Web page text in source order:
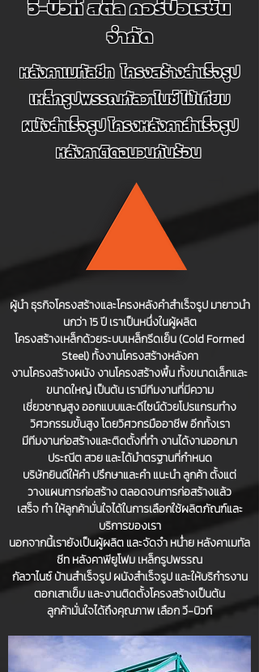
วี-บิวท์ สตีล คอร์ปอเรชั่น
จำกัด
หลังคาเมทัลชีท โครงสร้างสำเร็จรูป
เหล็กรูปพรรณกัลวาไนซ์ ไม้เทียม
ผนังสำเร็จรูป โครงหลังคาสำเร็จรูป
หลังคาติดฉนวนกันร้อน
ผู้นำ ธุรกิจโครงสร้างและโครงหลังคำสำเร็จรูป มายาวนำ
นกว่า 15 ปี เราเป็นหนึ่งในผู้ผลิต
โครงสร้างเหล็กด้วยระบบเหล็กรีดเย็น (Cold Formed
Steel) ทั้งงานโครงสร้างหลังคา
งานโครงสร้างผนัง งานโครงสร้างพื้น ทั้งขนาดเล็กและ
ขนาดใหญ่ เป็นต้น เรามีทีมงานที่มีความ
เชี่ยวชาญสูง ออกแบบและดีไซน์ด้วยโปรแกรมทำง
วิศวกรรมขั้นสูง โดยวิศวกรมืออาชีพ อีกทั้งเรา
มีทีมงานก่อสร้างและติดตั้งที่ทำ งานได้งานออกมา
ประณีต สวย และได้มำตรฐานที่กำหนด
บริษัทยินดีให้คำ ปรึกษาและคำ แนะนำ ลูกค้า ตั้งแต่
วางแผนการก่อสร้าง ตลอดจนการก่อสร้างแล้ว
เสร็จ ทำ ให้ลูกค้ามั่นใจได้ในการเลือกใช้ผลิตภัณฑ์และ
บริการของเรา
นอกจากนี้เรายังเป็นผู้ผลิต และจัดจำ หน่ำย หลังคาเมทัล
ชีท หลังคาพียูโฟม เหล็กรูปพรรณ
กัลวาไนซ์ บ้านสำเร็จรูป ผนังสำเร็จรูป และให้บริกำรงาน
ตอกเสาเข็ม และงานติดตั้งโครงสร้างเป็นต้น
ลูกค้ามั่นใจได้ถึงคุณภาพ เลือก วี-บิวท์